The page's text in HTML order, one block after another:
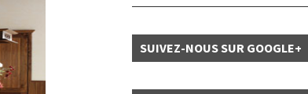
SUIVEZ-NOUS SUR GOOGLE+